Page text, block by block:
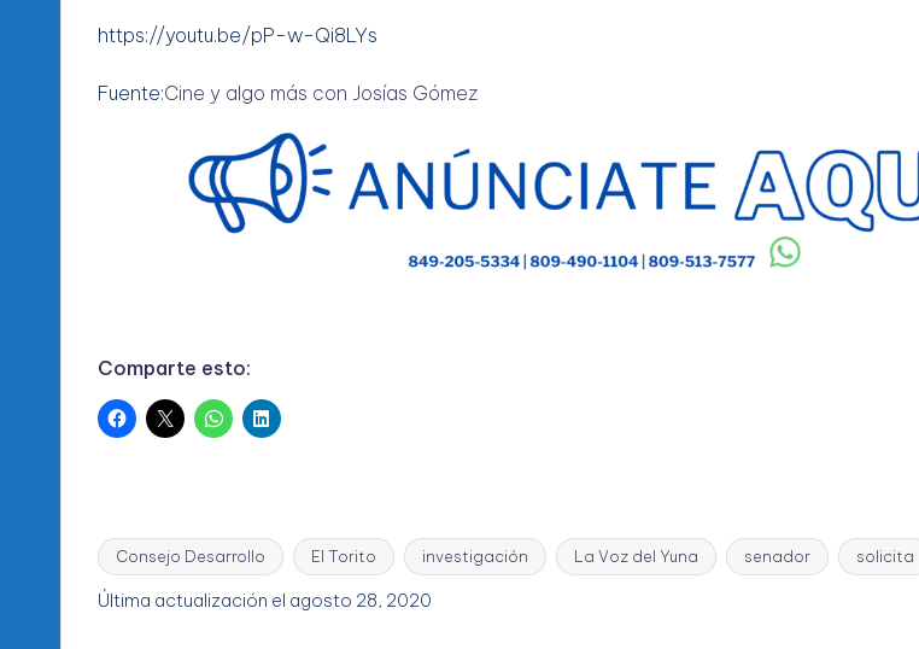
https://youtu.be/pP-w-Qi8LYs
Fuente:Cine y algo más con Josías Gómez
Comparte esto:
Etiquetas:
Consejo Desarrollo El Torito investigación La Voz del Yuna senador solicita
Última actualización el agosto 28, 2020